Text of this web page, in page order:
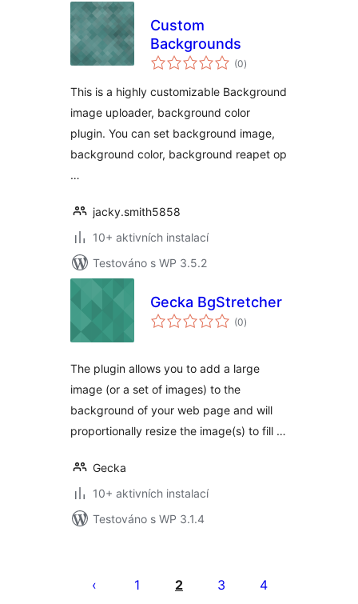
Custom
Backgrounds
(0celkové
hodnocení
)
This is a highly customizable Background
image uploader, background color
plugin. You can set background image,
background color, background reapet op
…
jacky.smith5858
10+ aktivních instalací
Testováno s WP 3.5.2
Gecka BgStretcher
(0celkové
hodnocení
)
The plugin allows you to add a large
image (or a set of images) to the
background of your web page and will
proportionally resize the image(s) to fill …
Gecka
10+ aktivních instalací
Testováno s WP 3.1.4
příspěvků
1 2 3 4